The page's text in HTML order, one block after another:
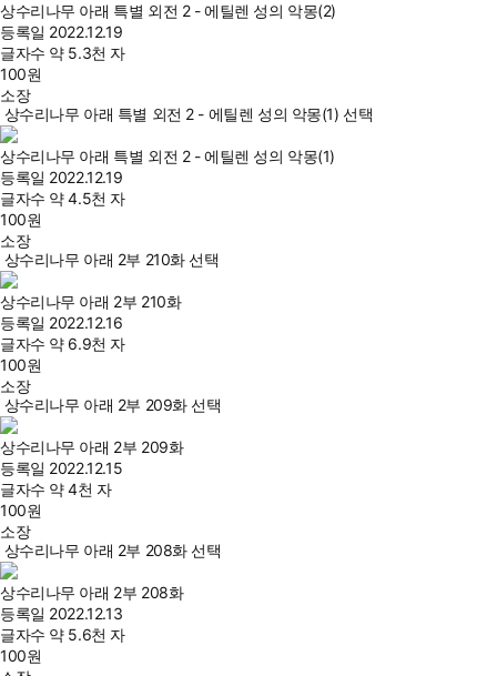
상수리나무 아래 특별 외전 2 - 에틸렌 성의 악몽(2)
등록일 2022.12.19
글자수 약 5.3천 자
100원
소장
상수리나무 아래 특별 외전 2 - 에틸렌 성의 악몽(1) 선택
상수리나무 아래 특별 외전 2 - 에틸렌 성의 악몽(1)
등록일 2022.12.19
글자수 약 4.5천 자
100원
소장
상수리나무 아래 2부 210화 선택
상수리나무 아래 2부 210화
등록일 2022.12.16
글자수 약 6.9천 자
100원
소장
상수리나무 아래 2부 209화 선택
상수리나무 아래 2부 209화
등록일 2022.12.15
글자수 약 4천 자
100원
소장
상수리나무 아래 2부 208화 선택
상수리나무 아래 2부 208화
등록일 2022.12.13
글자수 약 5.6천 자
100원